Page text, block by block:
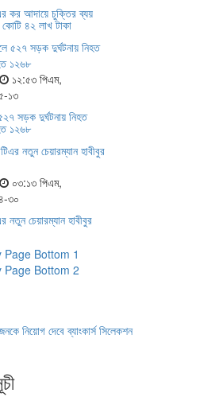
কর আদায়ে চুক্তির ব্যয়
৪২ লাখ টাকা
১২:৫৩ পিএম,
১৩
সড়ক দুর্ঘটনায় নিহত
১২৬৮
০৩:১৩ পিএম,
৩০
নতুন চেয়ারম্যান হাবীবুর
নিয়োগ দেবে ব্যাংকার্স সিলেকশন